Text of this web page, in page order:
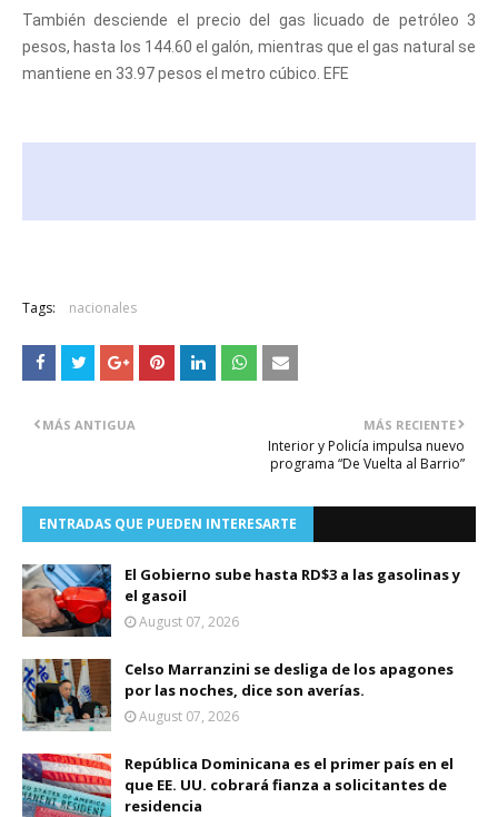
También desciende el precio del gas licuado de petróleo 3
pesos, hasta los 144.60 el galón, mientras que el gas natural se
mantiene en 33.97 pesos el metro cúbico. EFE
Tags: nacionales
MÁS RECIENTE
Interior y Policía impulsa nuevo
programa “De Vuelta al Barrio”
MÁS ANTIGUA
ENTRADAS QUE PUEDEN INTERESARTE
El Gobierno sube hasta RD$3 a las gasolinas y
el gasoil
August 07, 2026
Celso Marranzini se desliga de los apagones
por las noches, dice son averías.
August 07, 2026
República Dominicana es el primer país en el
que EE. UU. cobrará fianza a solicitantes de
residencia